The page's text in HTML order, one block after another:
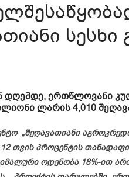
სესხი
ერთწლოვანი
ლარის 4,010
„შეღავათიანი
თვის პროცენტის
ოდენობა 18%-ით